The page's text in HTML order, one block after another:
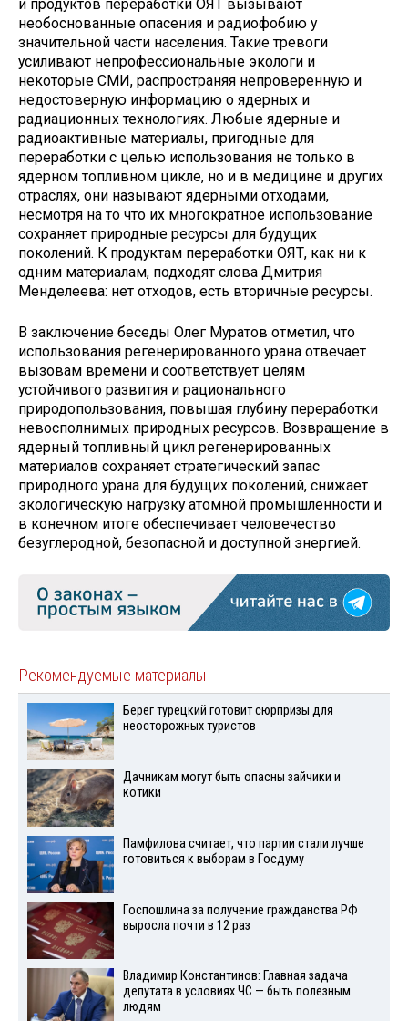
и продуктов переработки ОЯТ вызывают
необоснованные опасения и радиофобию у
значительной части населения. Такие тревоги
усиливают непрофессиональные экологи и
некоторые СМИ, распространяя непроверенную и
недостоверную информацию о ядерных и
радиационных технологиях. Любые ядерные и
радиоактивные материалы, пригодные для
переработки с целью использования не только в
ядерном топливном цикле, но и в медицине и других
отраслях, они называют ядерными отходами,
несмотря на то что их многократное использование
сохраняет природные ресурсы для будущих
поколений. К продуктам переработки ОЯТ, как ни к
одним материалам, подходят слова Дмитрия
Менделеева: нет отходов, есть вторичные ресурсы.
В заключение беседы Олег Муратов отметил, что
использования регенерированного урана отвечает
вызовам времени и соответствует целям
устойчивого развития и рационального
природопользования, повышая глубину переработки
невосполнимых природных ресурсов. Возвращение в
ядерный топливный цикл регенерированных
материалов сохраняет стратегический запас
природного урана для будущих поколений, снижает
экологическую нагрузку атомной промышленности и
в конечном итоге обеспечивает человечество
безуглеродной, безопасной и доступной энергией.
Рекомендуемые материалы
Берег турецкий готовит сюрпризы для
неосторожных туристов
Дачникам могут быть опасны зайчики и
котики
Памфилова считает, что партии стали лучше
готовиться к выборам в Госдуму
Госпошлина за получение гражданства РФ
выросла почти в 12 раз
Владимир Константинов: Главная задача
депутата в условиях ЧС — быть полезным
людям